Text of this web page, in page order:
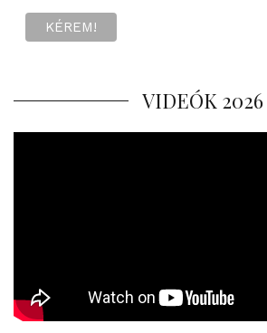
VIDEÓK 2026